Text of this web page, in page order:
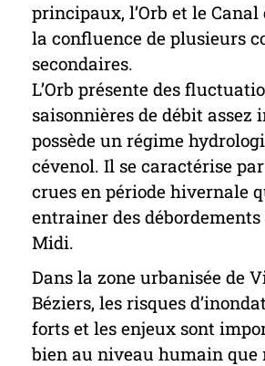
principaux, l’Orb et le
la confluence de plusieurs
secondaires.
L’Orb présente des
saisonnières de débit assez
possède un régime
cévenol. Il se caractérise
crues en période hivernale
entrainer des
Midi.
Dans la zone urbanisée de
Béziers, les risques
forts et les enjeux sont
bien au niveau humain que